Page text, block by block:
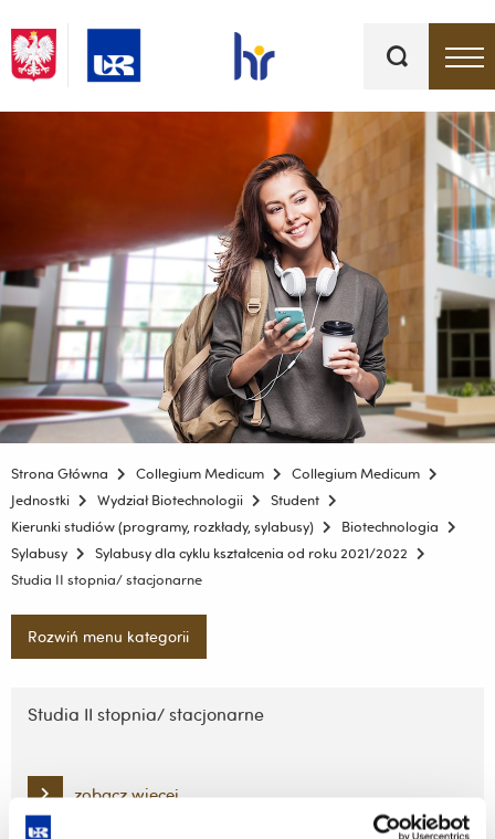
kluczowe
Strona Główna Collegium Medicum
Collegium Medicum
Jednostki
Wydział Biotechnologii
Student
Kierunki studiów (programy, rozkłady, sylabusy)
Biotechnologia
Sylabusy
Sylabusy dla cyklu kształcenia od roku 2021/2022
Studia II stopnia/ stacjonarne
Rozwiń menu kategorii
nawigację
Studia II stopnia/ stacjonarne
zobacz więcej